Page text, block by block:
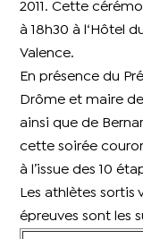
2011. Cette
à 18h30 à l‘Hôtel
Valence.
En présence du
Drôme et maire
ainsi que de
cette soirée
à l’issue des 10
Les athlètes
épreuves sont les